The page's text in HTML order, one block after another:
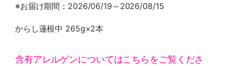
※お届け期間：2026/06/19～2026/08/15
からし蓮根中 265g×2本
含有アレルゲンについてはこちらをご覧くださ